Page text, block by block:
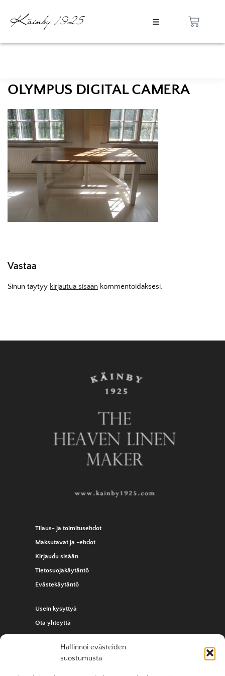
Hallinnoi evästeiden
suostumusta
OLYMPUS DIGITAL CAMERA
Vastaa
Sinun täytyy kirjautua sisään kommentoidaksesi.
Tilaus- ja toimitusehdot
Maksutavat ja -ehdot
Kirjaudu sisään
Tietosuojakäytäntö
Evästekäytäntö
Usein kysyttyä
Ota yhteyttä